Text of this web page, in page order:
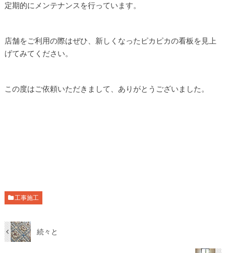
定期的にメンテナンスを行っています。
店舗をご利用の際はぜひ、新しくなったピカピカの看板を見上
げてみてください。
この度はご依頼いただきまして、ありがとうございました。
工事施工
続々と